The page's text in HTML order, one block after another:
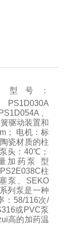
型号：
PS1D030A
、
驱动装置和
； 电机：标
瓷材质的柱
头：40℃；
加药泵 型
柱
泵、SEKO
列泵是一种
：58/116次/
或PVC泵
高的加药温